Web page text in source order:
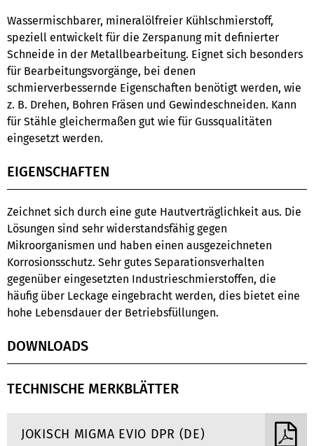
Wassermischbarer, mineralölfreier Kühlschmierstoff,
speziell entwickelt für die Zerspanung mit definierter
Schneide in der Metallbearbeitung. Eignet sich besonders
für Bearbeitungsvorgänge, bei denen
schmierverbessernde Eigenschaften benötigt werden, wie
z. B. Drehen, Bohren Fräsen und Gewindeschneiden. Kann
für Stähle gleichermaßen gut wie für Gussqualitäten
eingesetzt werden.
EIGENSCHAFTEN
Zeichnet sich durch eine gute Hautverträglichkeit aus. Die
Lösungen sind sehr widerstandsfähig gegen
Mikroorganismen und haben einen ausgezeichneten
Korrosionsschutz. Sehr gutes Separationsverhalten
gegenüber eingesetzten Industrieschmierstoffen, die
häufig über Leckage eingebracht werden, dies bietet eine
hohe Lebensdauer der Betriebsfüllungen.
DOWNLOADS
TECHNISCHE MERKBLÄTTER
JOKISCH MIGMA EVIO DPR (DE)